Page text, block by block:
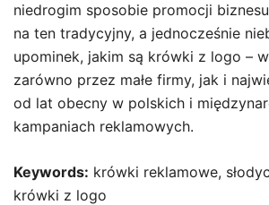
niedrogim sposobie promocji
na ten tradycyjny, a jednocześnie
upominek, jakim są krówki z logo –
zarówno przez małe firmy, jak i
od lat obecny w polskich i
kampaniach reklamowych.
Keywords: krówki reklamowe,
krówki z logo